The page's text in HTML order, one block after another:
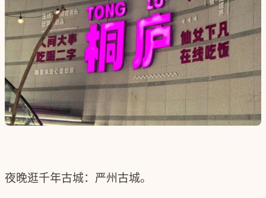
夜晚逛千年古城：严州古城。